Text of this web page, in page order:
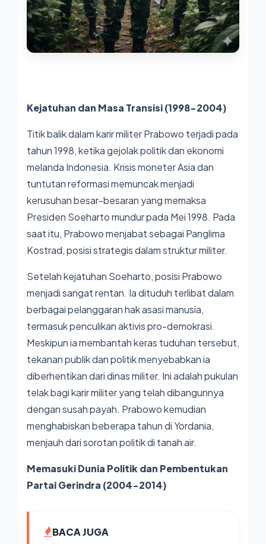
Kejatuhan dan Masa Transisi (1998-2004)
Titik balik dalam karir militer Prabowo terjadi pada
tahun 1998, ketika gejolak politik dan ekonomi
melanda Indonesia. Krisis moneter Asia dan
tuntutan reformasi memuncak menjadi
kerusuhan besar-besaran yang memaksa
Presiden Soeharto mundur pada Mei 1998. Pada
saat itu, Prabowo menjabat sebagai Panglima
Kostrad, posisi strategis dalam struktur militer.
Setelah kejatuhan Soeharto, posisi Prabowo
menjadi sangat rentan. Ia dituduh terlibat dalam
berbagai pelanggaran hak asasi manusia,
termasuk penculikan aktivis pro-demokrasi.
Meskipun ia membantah keras tuduhan tersebut,
tekanan publik dan politik menyebabkan ia
diberhentikan dari dinas militer. Ini adalah pukulan
telak bagi karir militer yang telah dibangunnya
dengan susah payah. Prabowo kemudian
menghabiskan beberapa tahun di Yordania,
menjauh dari sorotan politik di tanah air.
Memasuki Dunia Politik dan Pembentukan
Partai Gerindra (2004-2014)
BACA JUGA